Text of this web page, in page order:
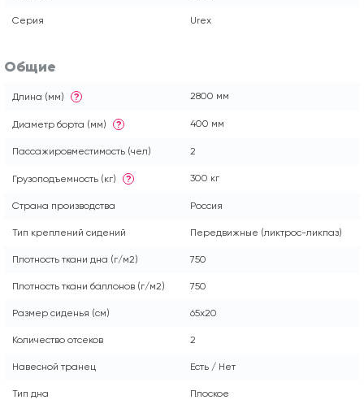
Серия Urex
Общие
Длина (мм) ? 2800 мм
Диаметр борта (мм) ? 400 мм
Пассажировместимость (чел) 2
Грузоподъемность (кг) ? 300 кг
Страна производства Россия
Тип креплений сидений Передвижные (ликтрос-ликпаз)
Плотность ткани дна (г/м2) 750
Плотность ткани баллонов (г/м2) 750
Размер сиденья (см) 65x20
Количество отсеков 2
Навесной транец Есть / Нет
Тип дна Плоское